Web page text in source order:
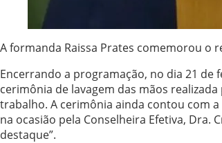
A formanda Raissa Prates comemorou o
Encerrando a programação, no dia 21
cerimônia de lavagem das mãos
trabalho. A cerimônia ainda contou com
na ocasião pela Conselheira Efetiva,
destaque”.